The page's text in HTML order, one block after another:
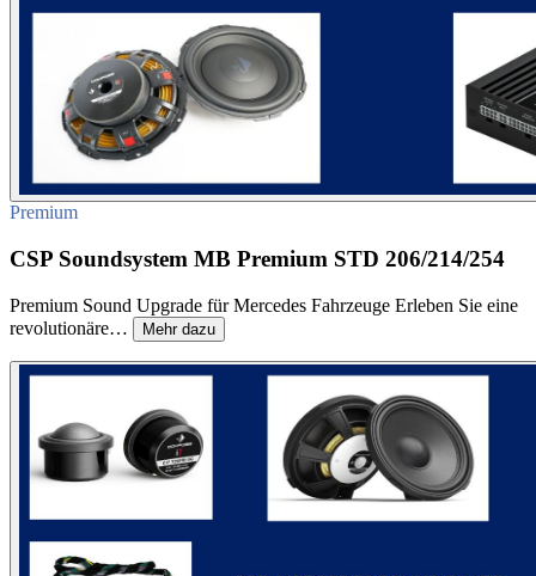
Premium
CSP Soundsystem MB Premium STD 206/214/254
Premium Sound Upgrade für Mercedes Fahrzeuge Erleben Sie eine
revolutionäre…
Mehr dazu